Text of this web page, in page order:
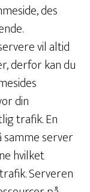
des
vil altid
derfor kan du
din
trafik. En
samme server
hvilket
Serveren